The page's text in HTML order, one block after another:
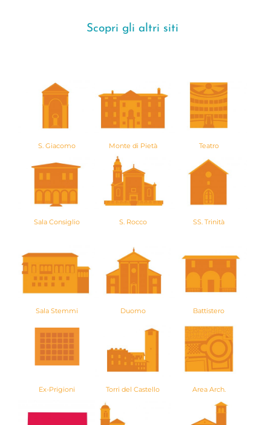
Scopri gli altri siti
S. Giacomo Monte di Pietà Teatro
Sala Consiglio S. Rocco SS. Trinità
Sala Stemmi Duomo Battistero
Ex-Prigioni Torri del Castello Area Arch.